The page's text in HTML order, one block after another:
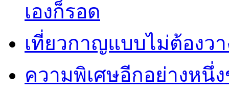
เองก็รอด
เที่ยวกาญแบบไม่ต้องว
ความพิเศษอีกอย่างหนึ่